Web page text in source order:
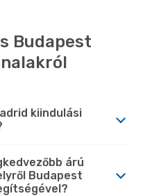
Budapest
kiindulási
árú
Budapest